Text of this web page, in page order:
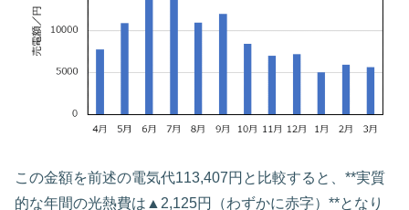
この金額を前述の電気代113,407円と比較すると、**実質
的な年間の光熱費は▲2,125円（わずかに赤字）**となり